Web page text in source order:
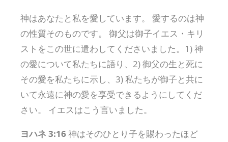
神はあなたと私を愛しています。 愛するのは神
の性質そのものです。 御父は御子イエス・キリ
ストをこの世に遣わしてくださいました。1) 神
の愛について私たちに語り、2) 御父の生と死に
その愛を私たちに示し、3) 私たちが御子と共に
いて永遠に神の愛を享受できるようにしてくだ
さい。 イエスはこう言いました。
ヨハネ 3:16 神はそのひとり子を賜わったほど